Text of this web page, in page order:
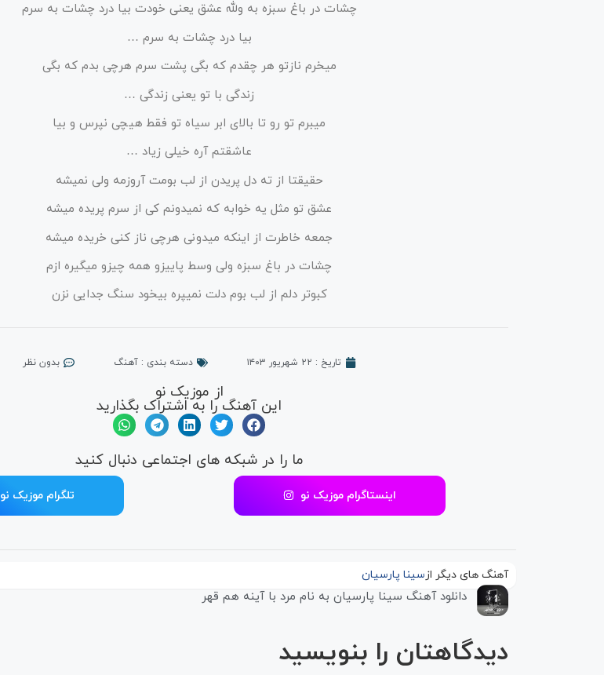
ﭼﺸﺎت در ﺑﺎغ ﺳﺒﺰه ﺑﻪ وﻟﻠﻪ ﻋﺸﻖ ﻳﻌﻨﻰ ﺧﻮدت ﺑﻴﺎ درد ﭼﺸﺎت ﺑﻪ ﺳﺮم
بیا درد چشات به سرم …
ﻣﻴﺨﺮم ﻧﺎزﺗﻮ ﻫﺮ ﭼﻘﺪم ﻛﻪ ﺑﮕﻰ ﭘﺸﺖ ﺳﺮم ﻫﺮﭼﻰ ﺑﺪم ﻛﻪ ﺑﮕﻰ
زﻧﺪﮔﻰ ﺑﺎ ﺗﻮ ﻳﻌﻨﻰ زﻧﺪﮔﻰ …
ﻣﻴﺒﺮم ﺗﻮ رو ﺗﺎ ﺑﺎﻟﺎی اﺑﺮ ﺳﻴﺎه ﺗﻮ ﻓﻘﻄ ﻫﻴﭽﻰ ﻧﭙﺮس و ﺑﻴﺎ
ﻋﺎﺷﻘﺘﻢ آره ﺧﻴﻠﻰ زﻳﺎد …
حقیقتا از ته دل پریدن از لب بومت آروزمه ولی نمیشه
عشق تو مثل یه خوابه که نمیدونم کی از سرم پریده میشه
جمعه خاطرت از اینکه میدونی هرچی ناز کنی خریده میشه
ﭼﺸﺎت در ﺑﺎغ ﺳﺒﺰه ولی وسط پاییزو همه چیزو میگیره ازم
ﻛﺒﻮﺗﺮ دﻟﻢ از ﻟﺐ ﺑﻮم دﻟﺖ ﻧﻤﻴﭙﺮه ﺑﻴﺨﻮد ﺳﻨﮓ جدایی نزن
تاریخ : ۲۲ شهریور ۱۴۰۳ دسته بندی : آهنگ بدون نظر
از موزیک نو
این آهنگ را به اشتراک بگذارید
ما را در شبکه های اجتماعی دنبال کنید
اینستاگرام موزیک نو تلگرام موزیک نو
آهنگ های دیگر از سینا پارسیان
دانلود آهنگ سینا پارسیان به نام مرد با آینه هم قهر
دیدگاهتان را بنویسید